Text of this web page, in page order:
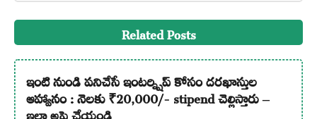
Related Posts
ఇంటి నుండి పనిచేసే ఇంటర్న్షిప్ కోసం దరఖాస్తుల
ఆహ్వానం : నెలకు ₹20,000/- stipend చెల్లిస్తారు –
ఇలా అప్లై చేయండి